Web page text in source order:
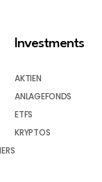
Investments
AKTIEN
ANLAGEFONDS
ETFS
KRYPTOS